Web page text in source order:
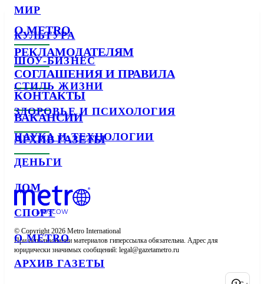
МИР
КУЛЬТУРА
ШОУ-БИЗНЕС
СТИЛЬ ЖИЗНИ
ЗДОРОВЬЕ И ПСИХОЛОГИЯ
НАУКА И ТЕХНОЛОГИИ
ДЕНЬГИ
ДОМ
СПОРТ
О METRO
АРХИВ ГАЗЕТЫ
О METRO
РЕКЛАМОДАТЕЛЯМ
СОГЛАШЕНИЯ И ПРАВИЛА
КОНТАКТЫ
ВАКАНСИИ
АРХИВ ГАЗЕТЫ
© Copyright 2026 Metro International
При использовании материалов гиперссылка обязательна. Адрес для
юридически значимых сообщений: